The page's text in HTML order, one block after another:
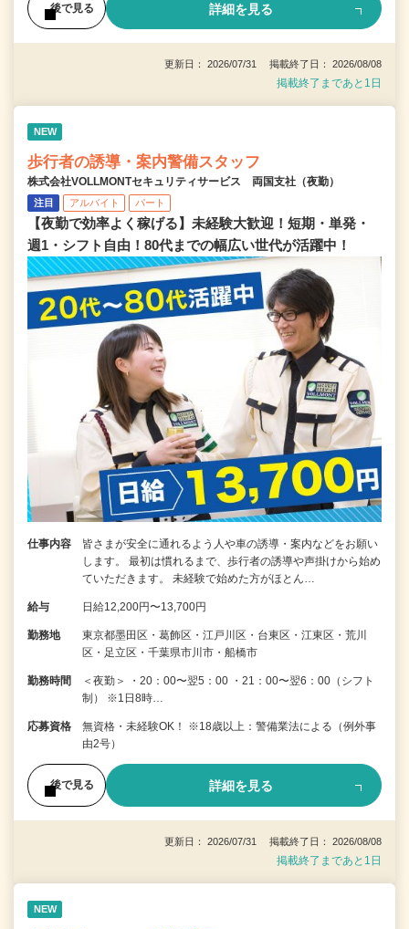
後で見る 詳細を見る
更新日： 2026/07/31 掲載終了日： 2026/08/08
掲載終了まであと1日
NEW
歩行者の誘導・案内警備スタッフ
株式会社VOLLMONTセキュリティサービス 両国支社（夜勤）
注目 アルバイト パート
【夜勤で効率よく稼げる】未経験大歓迎！短期・単発・
週1・シフト自由！80代までの幅広い世代が活躍中！
仕事内容
皆さまが安全に通れるよう人や車の誘導・案内などをお願い
します。 最初は慣れるまで、歩行者の誘導や声掛けから始め
ていただきます。 未経験で始めた方がほとん…
給与 日給12,200円〜13,700円
勤務地
東京都墨田区・葛飾区・江戸川区・台東区・江東区・荒川
区・足立区・千葉県市川市・船橋市
勤務時間
＜夜勤＞ ・20：00〜翌5：00 ・21：00〜翌6：00（シフト
制） ※1日8時…
応募資格
無資格・未経験OK！ ※18歳以上：警備業法による（例外事
由2号）
後で見る 詳細を見る
更新日： 2026/07/31 掲載終了日： 2026/08/08
掲載終了まであと1日
NEW